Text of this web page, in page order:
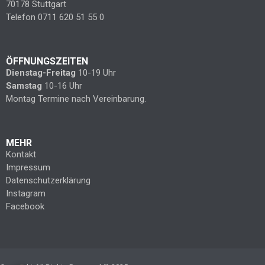
70178 Stuttgart
Telefon 0711 620 51 55 0
ÖFFNUNGSZEITEN
Dienstag-Freitag 10-19 Uhr
Samstag 10-16 Uhr
Montag Termine nach Vereinbarung.
MEHR
Kontakt
Impressum
Datenschutzerklärung
Instagram
Facebook